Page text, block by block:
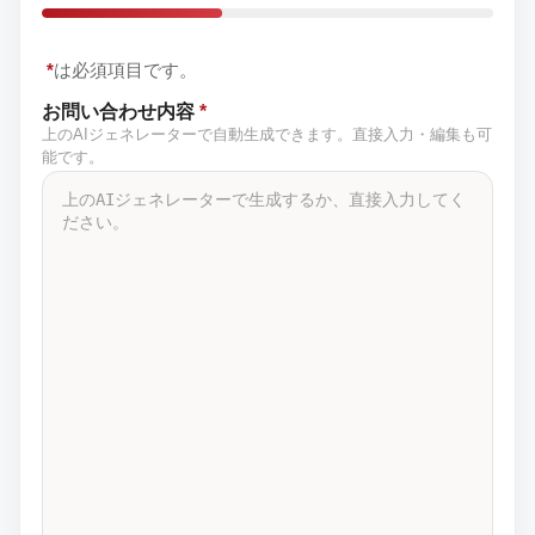
*は必須項目です。
お問い合わせ内容 *
上のAIジェネレーターで自動生成できます。直接入力・編集も可
能です。